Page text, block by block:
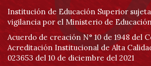
Institución de Educación Superior
vigilancia por el Ministerio de
Acuerdo de creación N° 10 de 1948 del
Acreditación Institucional de Alta
023653 del 10 de diciembre del 2021